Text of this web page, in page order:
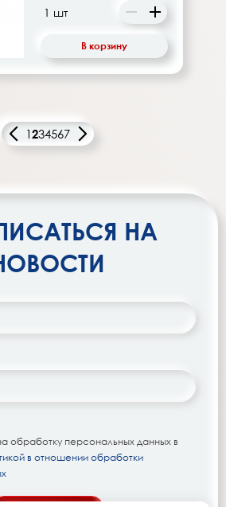
В корзину
1234567
НА
обработку персональных данных в
в отношении обработки